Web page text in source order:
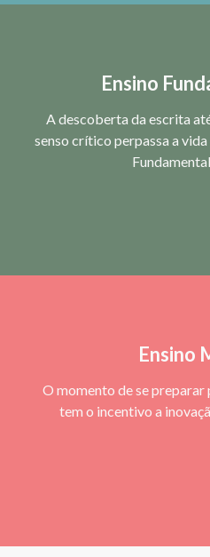
Ensino
A descoberta da escrita
senso crítico perpassa a
Ensino
O momento de se preparar
tem o incentivo a